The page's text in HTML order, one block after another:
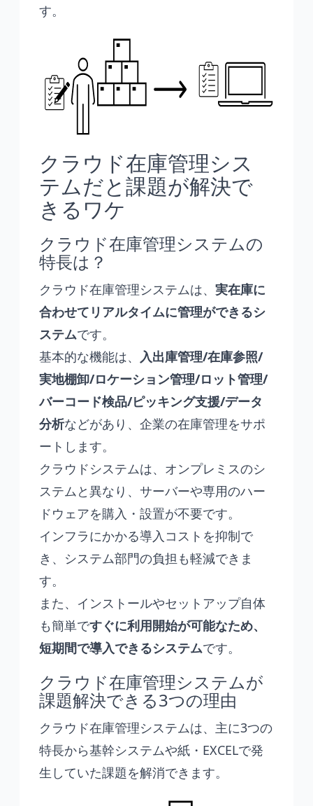
す。
クラウド在庫管理シス
テムだと課題が解決で
きるワケ
クラウド在庫管理システムの
特長は？
クラウド在庫管理システムは、 実在庫に
合わせてリアルタイムに管理ができるシ
ステムです。
基本的な機能は、 入出庫管理/在庫参照/
実地棚卸/ロケーション管理/ロット管理/
バーコード検品/ピッキング支援/データ
分析などがあり、企業の在庫管理をサポ
ートします。
クラウドシステムは、オンプレミスのシ
ステムと異なり、サーバーや専用のハー
ドウェアを購入・設置が不要です。
インフラにかかる導入コストを抑制で
き、システム部門の負担も軽減できま
す。
また、インストールやセットアップ自体
も簡単ですぐに利用開始が可能なため、
短期間で導入できるシステムです。
クラウド在庫管理システムが
課題解決できる3つの理由
クラウド在庫管理システムは、主に3つの
特長から基幹システムや紙・EXCELで発
生していた課題を解消できます。